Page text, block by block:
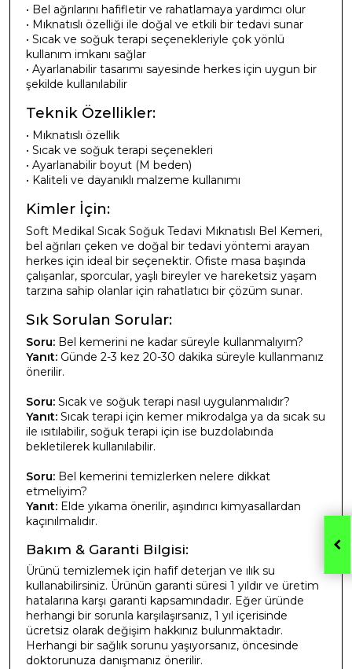
• Bel ağrılarını hafifletir ve rahatlamaya yardımcı olur
• Mıknatıslı özelliği ile doğal ve etkili bir tedavi sunar
• Sıcak ve soğuk terapi seçenekleriyle çok yönlü
kullanım imkanı sağlar
• Ayarlanabilir tasarımı sayesinde herkes için uygun bir
şekilde kullanılabilir
Teknik Özellikler:
• Mıknatıslı özellik
• Sıcak ve soğuk terapi seçenekleri
• Ayarlanabilir boyut (M beden)
• Kaliteli ve dayanıklı malzeme kullanımı
Kimler İçin:
Soft Medikal Sıcak Soğuk Tedavi Mıknatıslı Bel Kemeri,
bel ağrıları çeken ve doğal bir tedavi yöntemi arayan
herkes için ideal bir seçenektir. Ofiste masa başında
çalışanlar, sporcular, yaşlı bireyler ve hareketsiz yaşam
tarzına sahip olanlar için rahatlatıcı bir çözüm sunar.
Sık Sorulan Sorular:
Soru: Bel kemerini ne kadar süreyle kullanmalıyım?
Yanıt: Günde 2-3 kez 20-30 dakika süreyle kullanmanız
önerilir.
Soru: Sıcak ve soğuk terapi nasıl uygulanmalıdır?
Yanıt: Sıcak terapi için kemer mikrodalga ya da sıcak su
ile ısıtılabilir, soğuk terapi için ise buzdolabında
bekletilerek kullanılabilir.
Soru: Bel kemerini temizlerken nelere dikkat
etmeliyim?
Yanıt: Elde yıkama önerilir, aşındırıcı kimyasallardan
kaçınılmalıdır.
Bakım & Garanti Bilgisi:
Ürünü temizlemek için hafif deterjan ve ılık su
kullanabilirsiniz. Ürünün garanti süresi 1 yıldır ve üretim
hatalarına karşı garanti kapsamındadır. Eğer üründe
herhangi bir sorunla karşılaşırsanız, 1 yıl içerisinde
ücretsiz olarak değişim hakkınız bulunmaktadır.
Herhangi bir sağlık sorunu yaşıyorsanız, öncesinde
doktorunuza danışmanız önerilir.